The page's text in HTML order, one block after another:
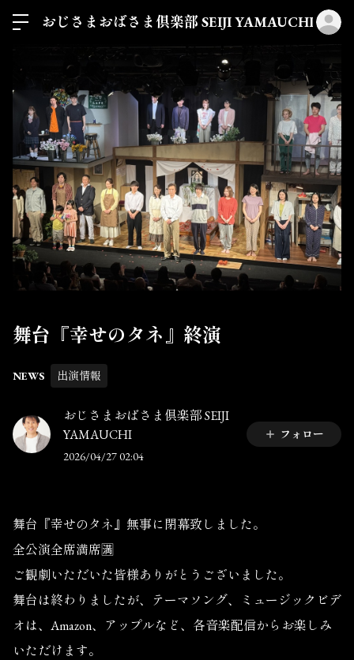
おじさまおばさま倶楽部 SEIJI YAMAUCHI
舞台『幸せのタネ』終演
NEWS 出演情報
おじさまおばさま倶楽部 SEIJI
YAMAUCHI
2026/04/27 02:04
フォロー
舞台『幸せのタネ』無事に閉幕致しました。
全公演全席満席🈵
ご観劇いただいた皆様ありがとうございました。
舞台は終わりましたが、テーマソング、ミュージックビデ
オは、Amazon、アップルなど、各音楽配信からお楽しみ
いただけます。